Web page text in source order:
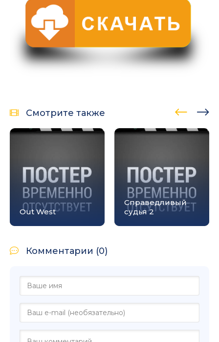
Смотрите также
Out West
Справедливый
судья 2
Комментарии (0)